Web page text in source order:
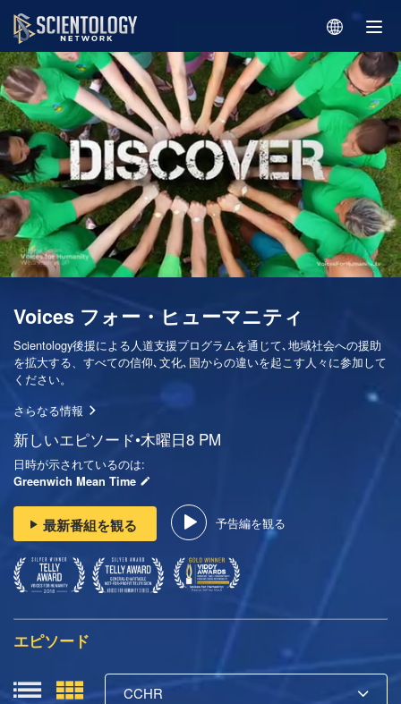
Voices フォー・ヒューマニティ
Scientology後援による人道支援プログラムを通じて､地域社会への援助
を拡大する、すべての信仰､文化､国からの違いを起こす人々に参加して
ください。
さらなる情報
新しいエピソード•木曜日8 PM
日時が示されているのは:
Greenwich Mean Time
最新番組を観る 予告編を観る
エピソード
CCHR